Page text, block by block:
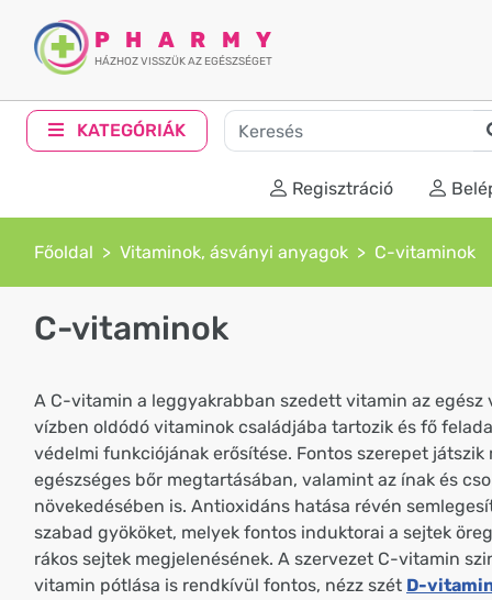
PHARMY
HÁZHOZ VISSZÜK AZ EGÉSZSÉGET
KATEGÓRIÁK
Regisztráció
Főoldal Vitaminok, ásványi anyagok C-vitaminok
C-vitaminok
A C-vitamin a leggyakrabban szedett vitamin az egész
vízben oldódó vitaminok családjába tartozik és fő
védelmi funkciójának erősítése. Fontos szerepet játszik
egészséges bőr megtartásában, valamint az ínak és
növekedésében is. Antioxidáns hatása révén
szabad gyököket, melyek fontos induktorai a sejtek
rákos sejtek megjelenésének. A szervezet C-vitamin
vitamin pótlása is rendkívül fontos, nézz szét D-